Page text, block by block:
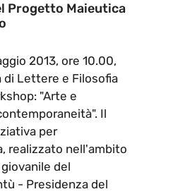
Progetto Maieutica
2013, ore 10.00,
di Lettere e Filosofia
"Arte e
Il
per
realizzato nell'ambito
del
- Presidenza del